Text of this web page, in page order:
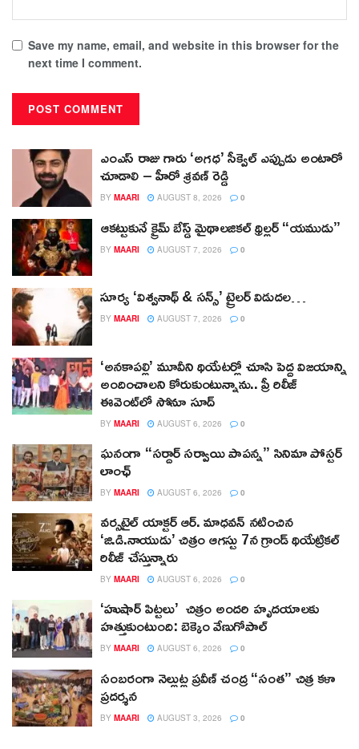
Save my name, email, and website in this browser for the
next time I comment.
ఎంఎస్ రాజు గారు ‘అగధ’ సీక్వెల్ ఎప్పుడు అంటారో
చూడాలి – హీరో శ్రవణ్ రెడ్డి
BY MAARI AUGUST 8, 2026 0
ఆకట్టుకునే క్రైమ్ బేస్డ్ మైథాలజికల్ థ్రిల్లర్ “యముడు”
BY MAARI AUGUST 7, 2026 0
సూర్య ‘విశ్వనాథ్ & సన్స్’ ట్రైలర్ విడుదల…
BY MAARI AUGUST 7, 2026 0
‘అనకాపల్లి’ మూవీని థియేటర్లో చూసి పెద్ద విజయాన్ని
అందించాలని కోరుకుంటున్నాను.. ప్రీ రిలీజ్
ఈవెంట్‌లో సోనూ సూద్
BY MAARI AUGUST 6, 2026 0
ఘనంగా “సర్దార్ సర్వాయి పాపన్న” సినిమా పోస్టర్
లాంఛ్
BY MAARI AUGUST 6, 2026 0
వర్సటైల్ యాక్టర్ ఆర్‌. మాధవన్‌ నటించిన
‘జి.డి.నాయుడు’ చిత్రం ఆగస్టు 7న గ్రాండ్ థియేట్రికల్
రిలీజ్ చేస్తున్నారు
BY MAARI AUGUST 6, 2026 0
‘హుషార్‌ పిట్టలు’ చిత్రం అందరి హృదయాలకు
హత్తుకుంటుంది: బెక్కెం వేణుగోపాల్‌
BY MAARI AUGUST 6, 2026 0
సంబరంగా నెల్లుట్ల ప్రవీణ్ చంద్ర “సంత” చిత్ర కళా
ప్రదర్శన
BY MAARI AUGUST 3, 2026 0